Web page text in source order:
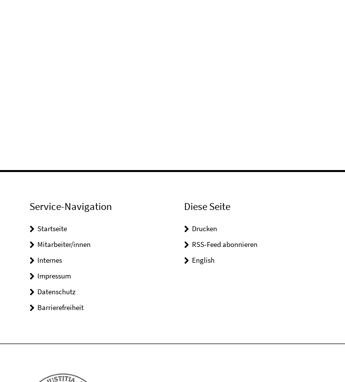
Service-Navigation
Startseite
Mitarbeiter/innen
Internes
Impressum
Datenschutz
Barrierefreiheit
Diese Seite
Drucken
RSS-Feed abonnieren
English